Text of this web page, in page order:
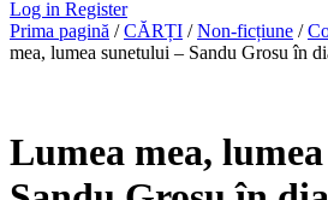
Log in Register
Prima pagină /CĂRȚI /Non-ficțiune /
mea, lumea sunetului – Sandu Grosu în
Lumea mea,